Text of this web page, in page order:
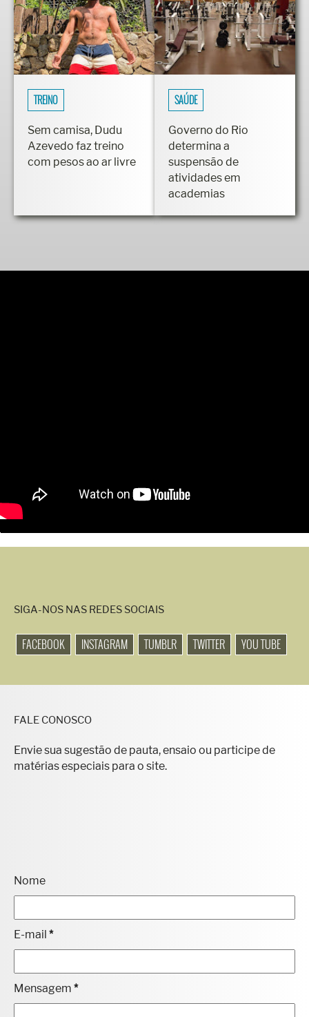
TREINO
Sem camisa, Dudu
Azevedo faz treino
com pesos ao ar livre
SAÚDE
Governo do Rio
determina a
suspensão de
atividades em
academias
SIGA-NOS NAS REDES SOCIAIS
FACEBOOK INSTAGRAM TUMBLR TWITTER YOU TUBE
FALE CONOSCO
Envie sua sugestão de pauta, ensaio ou participe de
matérias especiais para o site.
Nome
E-mail *
Mensagem *